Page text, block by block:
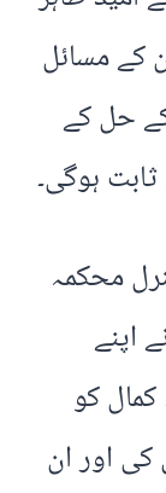
کے مسائل
حل کے
ہوگی۔
محکمہ
اپنے
کو
کی اور ان